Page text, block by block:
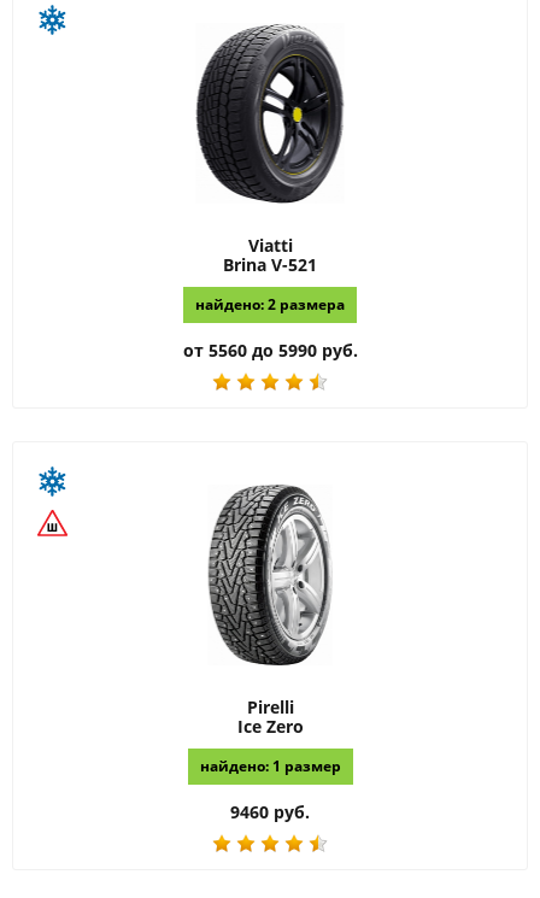
Viatti
Brina V-521
найдено: 2 размера
от 5560 до 5990 руб.
Pirelli
Ice Zero
найдено: 1 размер
9460 руб.